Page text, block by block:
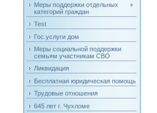
Меры поддержки отдельных
категорий граждан
Test
Гос.услуги дом
Меры социальной поддержки
семьям участникам СВО
Ликвидация
Бесплатная юридическая помощь
Трудовые отношения
645 лет г. Чухломе